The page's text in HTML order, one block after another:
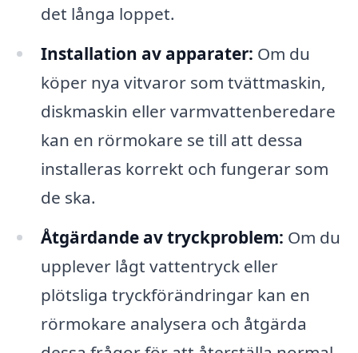
det långa loppet.
Installation av apparater: Om du
köper nya vitvaror som tvättmaskin,
diskmaskin eller varmvattenberedare
kan en rörmokare se till att dessa
installeras korrekt och fungerar som
de ska.
Åtgärdande av tryckproblem: Om du
upplever lågt vattentryck eller
plötsliga tryckförändringar kan en
rörmokare analysera och åtgärda